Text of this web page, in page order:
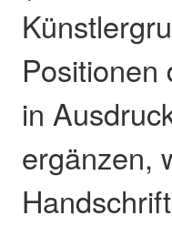
Positionen
in
ergänzen,